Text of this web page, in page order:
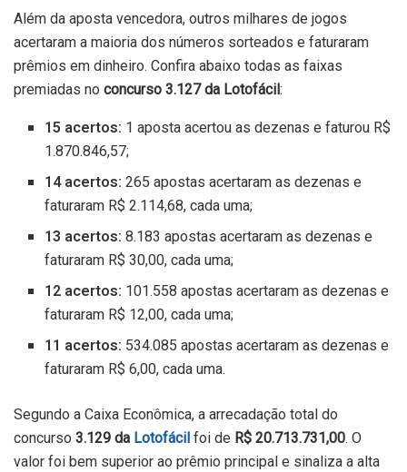
Além da aposta vencedora, outros milhares de jogos
acertaram a maioria dos números sorteados e faturaram
prêmios em dinheiro. Confira abaixo todas as faixas
premiadas no concurso 3.127da Lotofácil:
15 acertos: 1 aposta acertou as dezenas e faturou R$
1.870.846,57;
14 acertos: 265 apostas acertaram as dezenas e
faturaram R$ 2.114,68, cada uma;
13 acertos: 8.183 apostas acertaram as dezenas e
faturaram R$ 30,00, cada uma;
12 acertos: 101.558 apostas acertaram as dezenas e
faturaram R$ 12,00, cada uma;
11 acertos: 534.085 apostas acertaram as dezenas e
faturaram R$ 6,00, cada uma.
Segundo a Caixa Econômica, a arrecadação total do
concurso 3.129 da Lotofácil foi de R$ 20.713.731,00. O
valor foi bem superior ao prêmio principal e sinaliza a alta